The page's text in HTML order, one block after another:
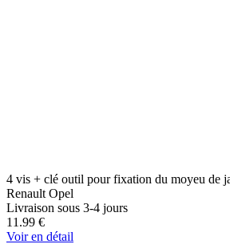
4 vis + clé outil pour fixation du moyeu de
Renault Opel
Livraison sous 3-4 jours
11.99 €
Voir en détail